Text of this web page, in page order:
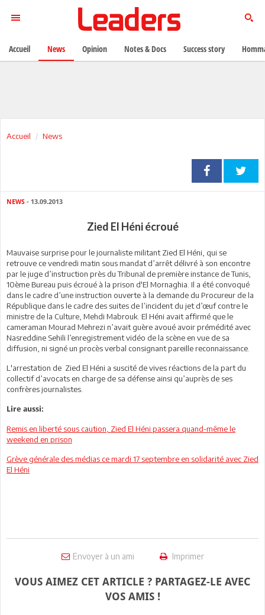
Accueil News
NEWS - 13.09.2013
Zied El Héni écroué
Mauvaise surprise pour le journaliste militant Zied El Héni, qui se
retrouve ce vendredi matin sous mandat d’arrêt délivré à son encontre
par le juge d’instruction près du Tribunal de première instance de Tunis,
10ème Bureau puis écroué à la prison d'El Mornaghia. Il a été convoqué
dans le cadre d’une instruction ouverte à la demande du Procureur de la
République dans le cadre des suites de l’incident du jet d’œuf contre le
ministre de la Culture, Mehdi Mabrouk. El Héni avait affirmé que le
cameraman Mourad Mehrezi n’avait guère avoué avoir prémédité avec
Nasreddine Sehili l’enregistrement vidéo de la scène en vue de sa
diffusion, ni signé un procès verbal consignant pareille reconnaissance.
L'arrestation de Zied El Héni a suscité de vives réactions de la part du
collectif d’avocats en charge de sa défense ainsi qu’auprès de ses
confrères journalistes.
Lire aussi:
Remis en liberté sous caution, Zied El Héni passera quand-même le
weekend en prison
Grève générale des médias ce mardi 17 septembre en solidarité avec Zied
El Héni
Envoyer à un ami Imprimer
VOUS AIMEZ CET ARTICLE ? PARTAGEZ-LE AVEC
VOS AMIS !
Accueil News Opinion Notes & Docs Success story